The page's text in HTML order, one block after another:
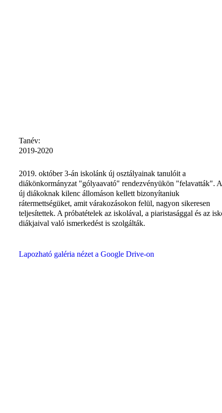
Tanév:
2019-2020
2019. október 3-án iskolánk új osztályainak tanulóit a
diákönkormányzat "gólyaavató" rendezvényükön "felavatták".
új diákoknak kilenc állomáson kellett bizonyítaniuk
rátermettségüket, amit várakozásokon felül, nagyon sikeresen
teljesítettek. A próbatételek az iskolával, a piaristasággal és az
diákjaival való ismerkedést is szolgálták.
Lapozható galéria nézet a Google Drive-on